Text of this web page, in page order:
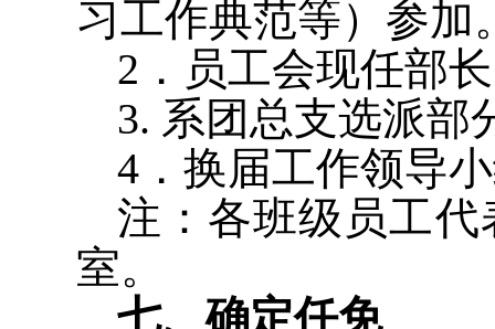
习工作典范等）参加
2 ．员工会现任部
3. 系团总支选派部
4 ．换届工作领导
注：各班级员工代
室。
七、确定任免